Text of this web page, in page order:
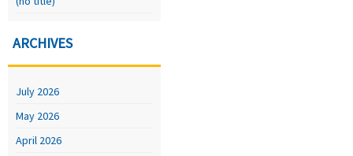
ARCHIVES
July 2026
May 2026
April 2026